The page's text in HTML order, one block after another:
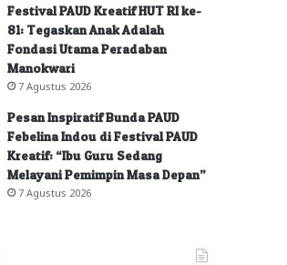
Festival PAUD Kreatif HUT RI ke-
81: Tegaskan Anak Adalah
Fondasi Utama Peradaban
Manokwari
7 Agustus 2026
Pesan Inspiratif Bunda PAUD
Febelina Indou di Festival PAUD
Kreatif: “Ibu Guru Sedang
Melayani Pemimpin Masa Depan”
7 Agustus 2026